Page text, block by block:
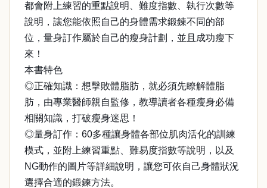
都會附上練習的重點說明、難度指數、執行次數等
說明，讓您能依照自己的身體需求鍛鍊不同的部
位，量身訂作屬於自己的瘦身計劃，並且成功瘦下
來！
本書特色
◎正確知識：想擊敗體脂肪，就必須先瞭解體脂
肪，由專業醫師親自監修，教導讀者各種瘦身必備
相關知識，打破瘦身迷思！
◎量身訂作：60多種讓身體各部位肌肉活化的訓練
模式，並附上練習重點、難易度指數等說明，以及
NG動作的圖片等詳細說明，讓您可依自己身體狀況
選擇合適的鍛鍊方法。